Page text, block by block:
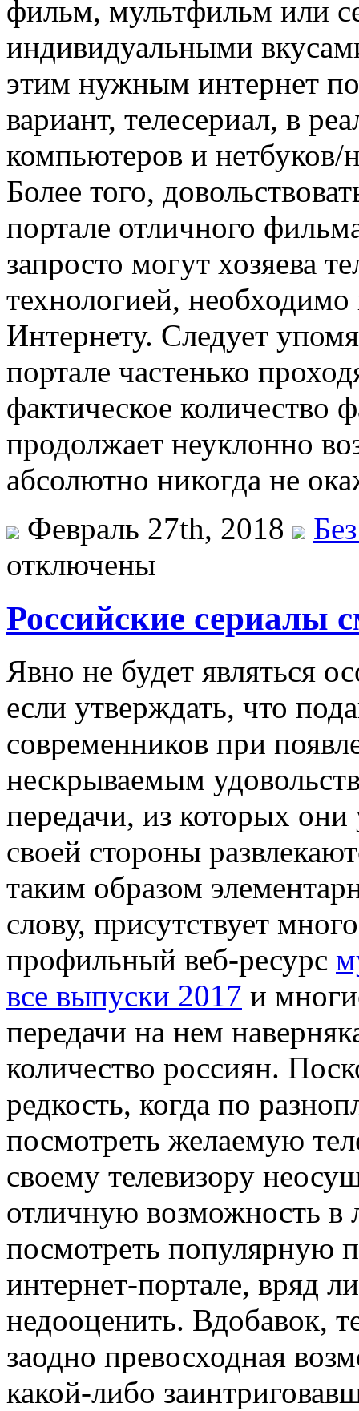
фильм, мультфильм или
индивидуальными
этим нужным интернет
вариант, телесериал, в
компьютеров и нетбуков/
Более того,
портале отличного
запросто могут хозяева
технологией,
Интернету. Следует
портале частенько
фактическое количество
продолжает неуклонно
абсолютно никогда не
Февраль 27th, 2018
отключены
Российские сериалы
Явнo нe будет являться
если утверждать, что
современников при
нескрываемым
передачи, из которых
своей стороны
таким образом
слову, присутствует
профильный веб-ресурс
все выпуски 2017 и
передачи на нем
количество россиян.
редкость, когда по
посмотреть желаемую
своему телевизору
отличную возможность
посмотреть популярную
интернет-портале, вряд
недооценить. Вдобавок,
заодно превосходная
какой-либо